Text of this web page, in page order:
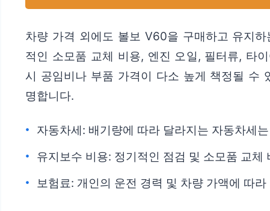
차량 가격 외에도 볼보 V60을 구매하고 유지
적인 소모품 교체 비용, 엔진 오일, 필터류, 타
시 공임비나 부품 가격이 다소 높게 책정될 수
명합니다.
자동차세: 배기량에 따라 달라지는 자동차세
유지보수 비용: 정기적인 점검 및 소모품 교
보험료: 개인의 운전 경력 및 차량 가액에 따